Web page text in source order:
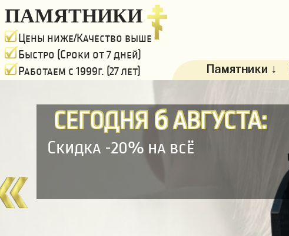
ПАМЯТНИКИ
Цены ниже/Качество выше
Быстро (Сроки от 7 дней)
Работаем с 1999г. (27 лет)
Памятники ↓
СЕГОДНЯ 6АВГУСТА:
Скидка -20% на всё